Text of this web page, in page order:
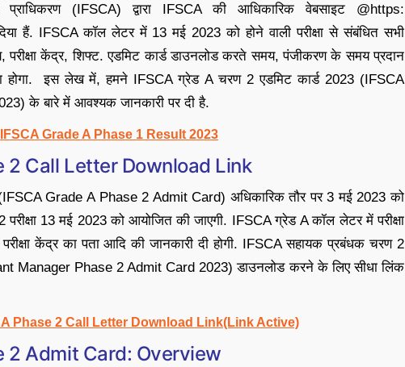
प्राधिकरण (IFSCA) द्वारा IFSCA की आधिकारिक वेबसाइट @https:
हैं. IFSCA कॉल लेटर में 13 मई 2023 को होने वाली परीक्षा से संबंधित सभी
परीक्षा केंद्र, शिफ्ट. एडमिट कार्ड डाउनलोड करते समय, पंजीकरण के समय प्रदान
होगा. इस लेख में, हमने IFSCA ग्रेड A चरण 2 एडमिट कार्ड 2023 (IFSCA
के बारे में आवश्यक जानकारी पर दी है.
IFSCA Grade A Phase 1 Result 2023
2 Call Letter Download Link
Grade A Phase 2 Admit Card) अधिकारिक तौर पर 3 मई 2023 को
13 मई 2023 को आयोजित की जाएगी. IFSCA ग्रेड A कॉल लेटर में परीक्षा
केंद्र का पता आदि की जानकारी दी होगी. IFSCA सहायक प्रबंधक चरण 2
Manager Phase 2 Admit Card 2023) डाउनलोड करने के लिए सीधा लिंक
A Phase 2 Call Letter Download Link(Link Active)
2 Admit Card: Overview